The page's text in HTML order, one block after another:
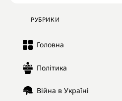
РУБРИКИ
Головна
Політика
Війна в Україні